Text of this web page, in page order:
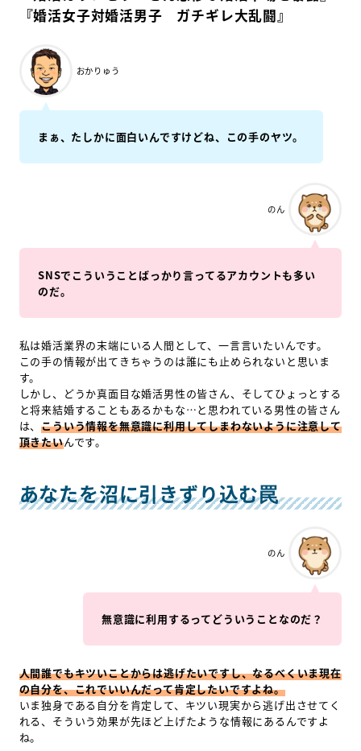
『婚活女子対婚活男子 ガチギレ大乱闘』
おかりゅう
まぁ、たしかに面白いんですけどね、この手のヤツ。
のん
SNSでこういうことばっかり言ってるアカウントも多い
のだ。
私は婚活業界の末端にいる人間として、一言言いたいんです。
この手の情報が出てきちゃうのは誰にも止められないと思いま
す。
しかし、どうか真面目な婚活男性の皆さん、そしてひょっとする
と将来結婚することもあるかもな…と思われている男性の皆さん
は、こういう情報を無意識に利用してしまわないように注意して
頂きたいんです。
あなたを沼に引きずり込む罠
のん
無意識に利用するってどういうことなのだ？
人間誰でもキツいことからは逃げたいですし、なるべくいま現在
の自分を、これでいいんだって肯定したいですよね。
いま独身である自分を肯定して、キツい現実から逃げ出させてく
れる、そういう効果が先ほど上げたような情報にあるんですよ
ね。